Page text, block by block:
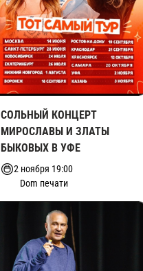
СОЛЬНЫЙ КОНЦЕРТ
МИРОСЛАВЫ И ЗЛАТЫ
БЫКОВЫХ В УФЕ
2 ноября 19:00
Dom печати